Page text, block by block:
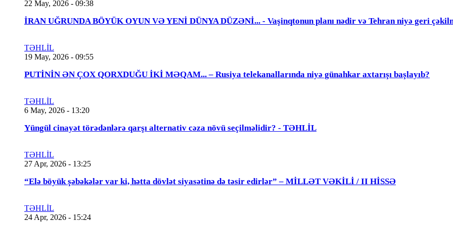
22 May, 2026 - 09:38
İRAN UĞRUNDA BÖYÜK OYUN VƏ YENİ DÜNYA DÜZƏNİ... - Vaşinqtonun planı nədir və Tehran niyə geri
TƏHLİL
19 May, 2026 - 09:55
PUTİNİN ƏN ÇOX QORXDUĞU İKİ MƏQAM... – Rusiya telekanallarında niyə günahkar axtarışı başlayıb?
TƏHLİL
6 May, 2026 - 13:20
Yüngül cinayət törədənlərə qarşı alternativ cəza növü seçilməlidir? - TƏHLİL
TƏHLİL
27 Apr, 2026 - 13:25
“Elə böyük şəbəkələr var ki, hətta dövlət siyasətinə də təsir edirlər” – MİLLƏT VƏKİLİ / II HİSSƏ
TƏHLİL
24 Apr, 2026 - 15:24